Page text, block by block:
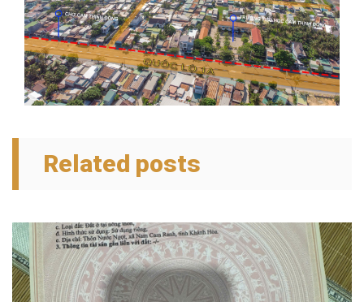
Related posts